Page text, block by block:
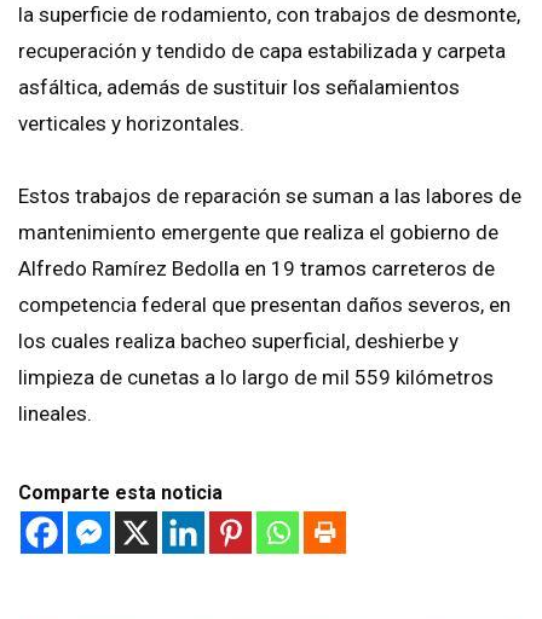
la superficie de rodamiento, con trabajos de desmonte,
recuperación y tendido de capa estabilizada y carpeta
asfáltica, además de sustituir los señalamientos
verticales y horizontales.
Estos trabajos de reparación se suman a las labores de
mantenimiento emergente que realiza el gobierno de
Alfredo Ramírez Bedolla en 19 tramos carreteros de
competencia federal que presentan daños severos, en
los cuales realiza bacheo superficial, deshierbe y
limpieza de cunetas a lo largo de mil 559 kilómetros
lineales.
Comparte esta noticia